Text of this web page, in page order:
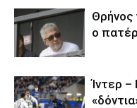
Θρήνος
ο
Ίντερ –